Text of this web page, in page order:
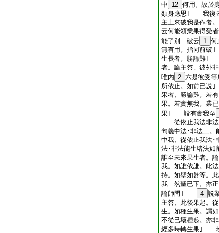
中
12 何用。故於
類身應思｣ 我復云
主上來破我是作者
云何能領業果得受
能了別 破云
1 何
無有用。指同前
生長者。勝論難｣
者。論主答。彼外
唯内 2 六是彼受等
所依止。如前已
果者。勝論難。若
果。若實無我。業
果｣ 設有實我至
從依止我法非法
句義中法･非法二。
中我。從依止我法･
法･非法能生諸法
誰至未來果生者。
我。如誰依誰。此
持。如壁如器等。
我 然聖已下。亦
論師問｣
4 説
主答。此後果起。
生。如種生果。謂
不從已壞種起。亦
經多時轉生果｣ 若